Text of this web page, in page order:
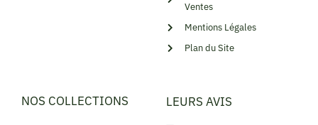
Ventes
Mentions Légales
Plan du Site
NOS COLLECTIONS LEURS AVIS